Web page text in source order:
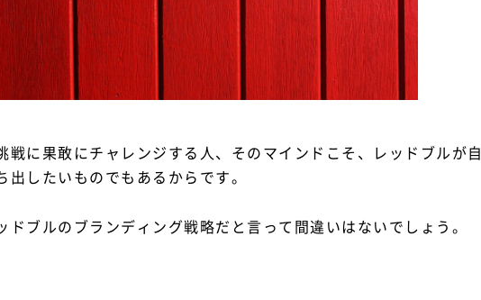
戦に果敢にチャレンジする人、そのマインドこそ、レッドブルが自
したいものでもあるからです。
ドブルのブランディング戦略だと言って間違いはないでしょう。